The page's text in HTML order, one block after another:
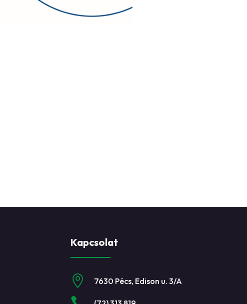
Kapcsolat
 7630 Pécs, Edison u. 3/A